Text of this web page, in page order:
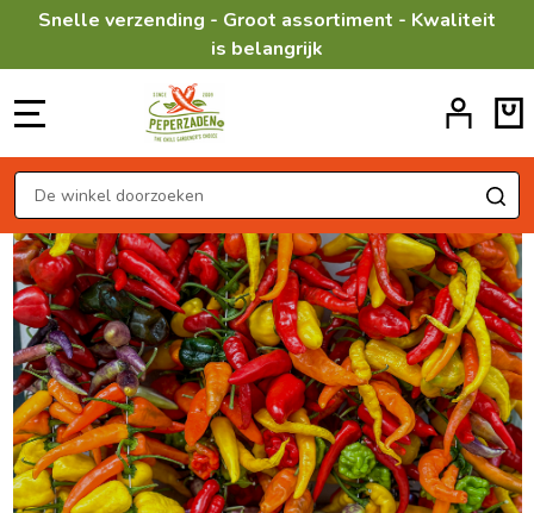
Snelle verzending - Groot assortiment - Kwaliteit
is belangrijk
Zoeken
Proef
de
smaak
van
Peperzaden.nl